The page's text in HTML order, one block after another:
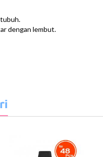
dengan lembut.